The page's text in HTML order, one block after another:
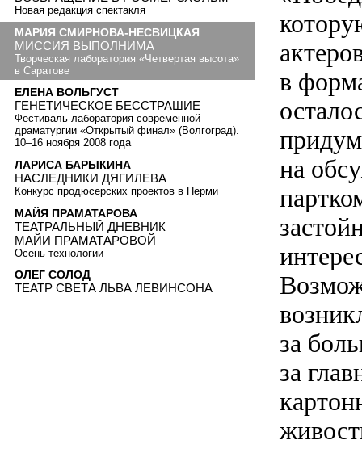
в
на
за
за
Новая редакция спектакля
МАРИЯ СМИРНОВА-НЕСВИЦКАЯ
МИССИЯ ВЫПОЛНИМА
Творческая лаборатория «Четвертая высота»
в Саратове
ЕЛЕНА ВОЛЬГУСТ
ГЕНЕТИЧЕСКОЕ БЕССТРАШИЕ
Фестиваль-лаборатория современной
драматургии «Открытый финал» (Волгоград).
10–16 ноября 2008 года
ЛАРИСА БАРЫКИНА
НАСЛЕДНИКИ ДЯГИЛЕВА
Конкурс продюсерских проектов в Перми
МАЙЯ ПРАМАТАРОВА
ТЕАТРАЛЬНЫЙ ДНЕВНИК
МАЙИ ПРАМАТАРОВОЙ
Осень технологии
ОЛЕГ СОЛОД
ТЕАТР СВЕТА ЛЬВА ЛЕВИНСОНА